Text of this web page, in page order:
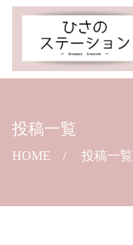
投稿一覧
HOME 投稿一覧